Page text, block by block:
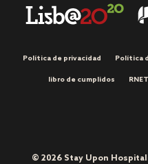
Política de privacidad Política
libro de cumplidos
© 2026 Stay Upon